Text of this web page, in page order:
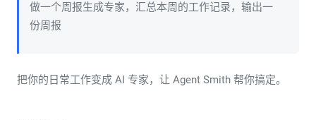
做一个周报生成专家，汇总本周的工作记录，输出一
份周报
把你的日常工作变成 AI 专家，让 Agent Smith 帮你搞定。